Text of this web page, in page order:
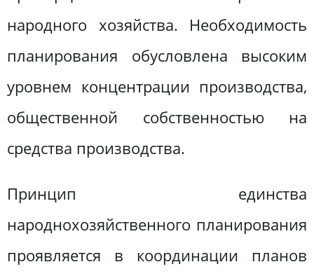
народного хозяйства. Необходимость
планирования обусловлена высоким
уровнем концентрации производства,
общественной собственностью на
средства производства.
Принцип единства
народнохозяйственного планирования
проявляется в координации планов